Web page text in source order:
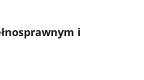
i